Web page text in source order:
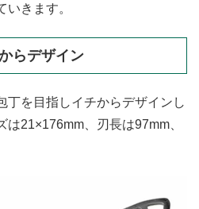
きます。
らデザイン
丁を目指しイチからデザインし
21×176mm、刃長は97mm、